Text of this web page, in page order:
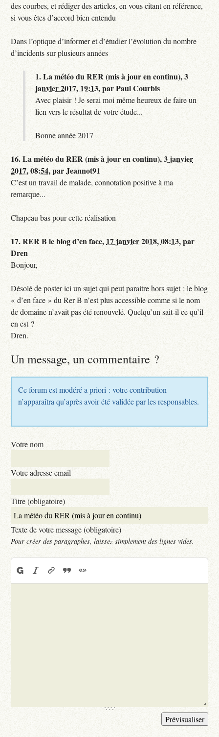
des courbes, et rédiger des articles, en vous citant en référence,
si vous êtes d’accord bien entendu
Dans l’optique d’informer et d’étudier l’évolution du nombre
d’incidents sur plusieurs années
1.La météo du RER (mis à jour en continu),3
janvier 2017, 19:13,parPaul Courbis
Avec plaisir ! Je serai moi même heureux de faire un
lien vers le résultat de votre étude...
Bonne année 2017
16.La météo du RER (mis à jour en continu),3 janvier
2017, 08:54,parJeannot91
C’est un travail de malade, connotation positive à ma
remarque...
Chapeau bas pour cette réalisation
17.RER B le blog d’en face, 17 janvier 2018, 08:13,par
Dren
Bonjour,
Désolé de poster ici un sujet qui peut paraitre hors sujet : le blog
« d’en face » du Rer B n’est plus accessible comme si le nom
de domaine n’avait pas été renouvelé. Quelqu’un sait-il ce qu’il
en est ?
Dren.
Un message, un commentaire ?
Ce forum est modéré a priori : votre contribution
n’apparaîtra qu’après avoir été validée par les responsables.
Votre nom
Votre adresse email
Titre (obligatoire)
Texte de votre message (obligatoire)
Pour créer des paragraphes, laissez simplement des lignes vides.